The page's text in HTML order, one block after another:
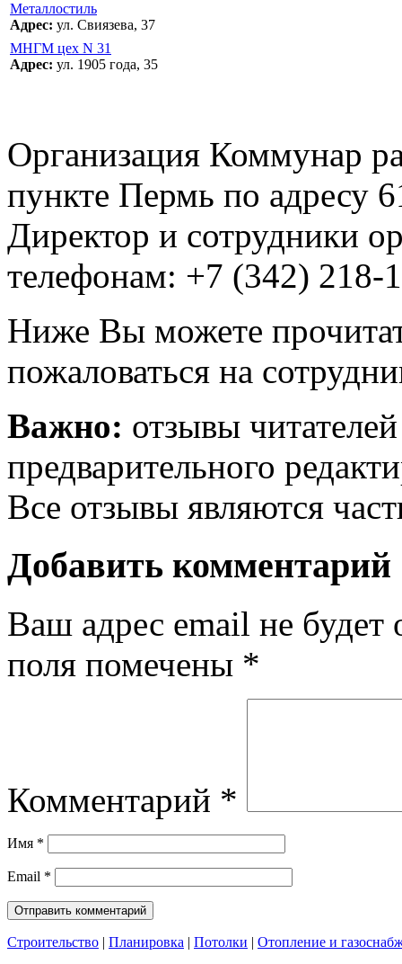
Металлостиль
Адрес: ул. Свиязева, 37
МНГМ цех N 31
Адрес: ул. 1905 года, 35
Организация Коммунар
пункте Пермь по адресу
Директор и сотрудники
телефонам: +7 (342) 218-
Ниже Вы можете
пожаловаться на
Важно: отзывы
предварительного
Все отзывы являются
Добавить комментарий
Ваш адрес email не будет
поля помечены *
Комментарий *
Имя *
Email *
Строительство | Планировка | Потолки | Отопление и